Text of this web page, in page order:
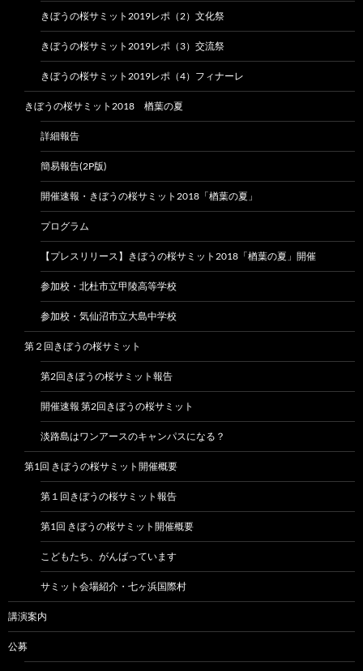
きぼうの桜サミット2019レポ（2）文化祭
きぼうの桜サミット2019レポ（3）交流祭
きぼうの桜サミット2019レポ（4）フィナーレ
きぼうの桜サミット2018 楢葉の夏
詳細報告
簡易報告(2P版)
開催速報・きぼうの桜サミット2018「楢葉の夏」
プログラム
【プレスリリース】きぼうの桜サミット2018「楢葉の夏」開催
参加校・北杜市立甲陵高等学校
参加校・気仙沼市立大島中学校
第２回きぼうの桜サミット
第2回きぼうの桜サミット報告
開催速報 第2回きぼうの桜サミット
淡路島はワンアースのキャンパスになる？
第1回 きぼうの桜サミット開催概要
第１回きぼうの桜サミット報告
第1回 きぼうの桜サミット開催概要
こどもたち、がんばっています
サミット会場紹介・七ヶ浜国際村
講演案内
公募